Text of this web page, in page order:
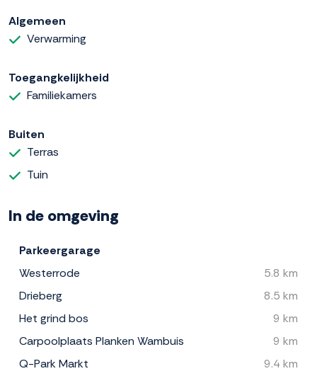
Algemeen
Verwarming
Toegangkelijkheid
Familiekamers
Buiten
Terras
Tuin
In de omgeving
Parkeergarage
Westerrode
5.8 km
Drieberg
8.5 km
Het grind bos
9 km
Carpoolplaats Planken Wambuis
9 km
Q-Park Markt
9.4 km